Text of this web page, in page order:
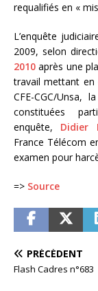
requalifiés en «
L’enquête
2009, selon
2010 après une
travail mettant en
CFE-CGC/Unsa,
constituées
enquête, Didier
France Télécom
examen pour
=> Source
PRÉCÉDENT
Flash Cadres n°683